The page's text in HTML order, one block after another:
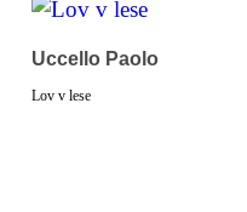
Uccello Paolo
Lov v lese